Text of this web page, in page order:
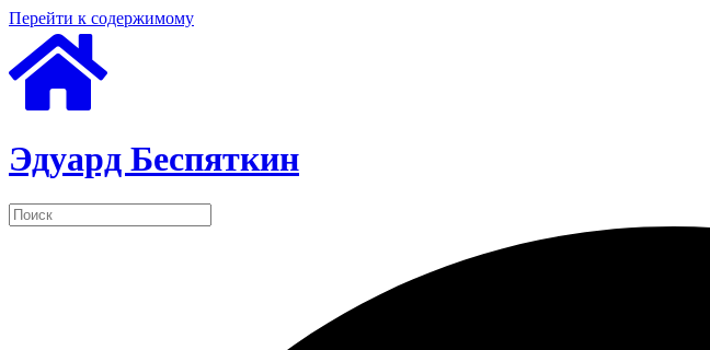
Перейти к содержимому
Эдуард Беспяткин